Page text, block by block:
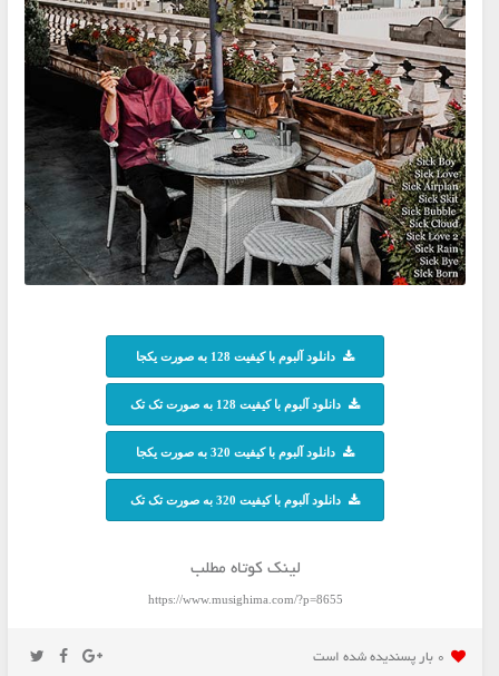
دانلود آلبوم با کیفیت 128 به صورت یکجا
دانلود آلبوم با کیفیت 128 به صورت تک تک
دانلود آلبوم با کیفیت 320 به صورت یکجا
دانلود آلبوم با کیفیت 320 به صورت تک تک
لینک کوتاه مطلب
https://www.musighima.com/?p=8655
0 بار پسنديده شده است